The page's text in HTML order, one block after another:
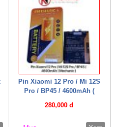
Pin Xiaomi 12 Pro / Mi 12S
Pro / BP45 / 4600mAh (
280,000 đ